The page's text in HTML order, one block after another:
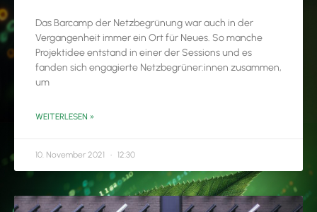
Das Barcamp der Netzbegrünung war auch in der
Vergangenheit immer ein Ort für Neues. So manche
Projektidee entstand in einer der Sessions und es
fanden sich engagierte Netzbegrüner:innen zusammen,
um
WEITERLESEN »
10. November 2021 12:30